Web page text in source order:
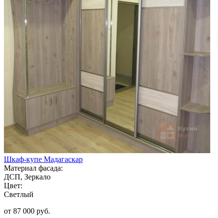
Шкаф-купе Мадагаскар
Материал фасада:
ДСП, Зеркало
Цвет:
Светлый
от 87 000 руб.